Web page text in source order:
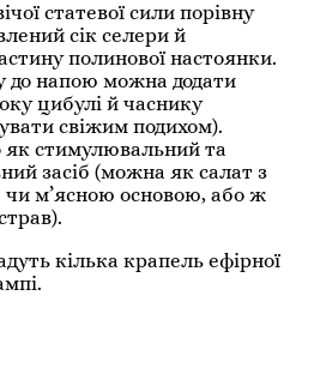
статевої сили порівну
сік селери й
полинової настоянки.
до напою можна додати
цибулі й часнику
свіжим подихом).
стимулювальний та
засіб (можна як салат з
м’ясною основою, або ж
кілька крапель ефірної